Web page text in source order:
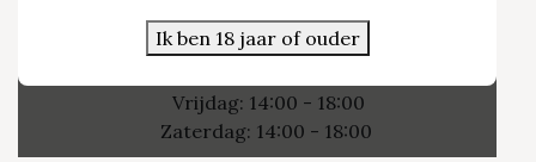
Ik ben 18 jaar of ouder
Openingsuren
Vrijdag: 14:00 - 18:00
Zaterdag: 14:00 - 18:00